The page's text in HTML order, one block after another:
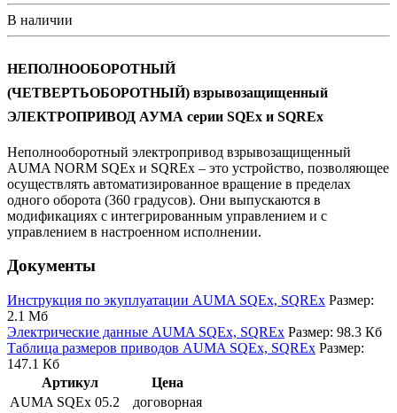
В наличии
НЕПОЛНООБОРОТНЫЙ
(ЧЕТВЕРТЬОБОРОТНЫЙ) взрывозащищенный
ЭЛЕКТРОПРИВОД АУМА серии SQEx и SQREx
Неполнооборотный электропривод взрывозащищенный
AUMA NORM SQEx и SQREx – это устройство, позволяющее
осуществлять автоматизированное вращение в пределах
одного оборота (360 градусов). Они выпускаются в
модификациях с интегрированным управлением и с
управлением в настроенном исполнении.
Документы
Инструкция по экуплуатации AUMA SQEx, SQREx Размер:
2.1 Мб
Электрические данные AUMA SQEx, SQREx Размер: 98.3 Кб
Таблица размеров приводов AUMA SQEx, SQREx Размер:
147.1 Кб
Артикул
Цена
AUMA SQEx 05.2
договорная